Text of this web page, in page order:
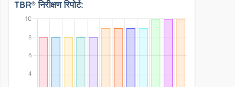
TBR® निरीक्षण रिपोर्ट: